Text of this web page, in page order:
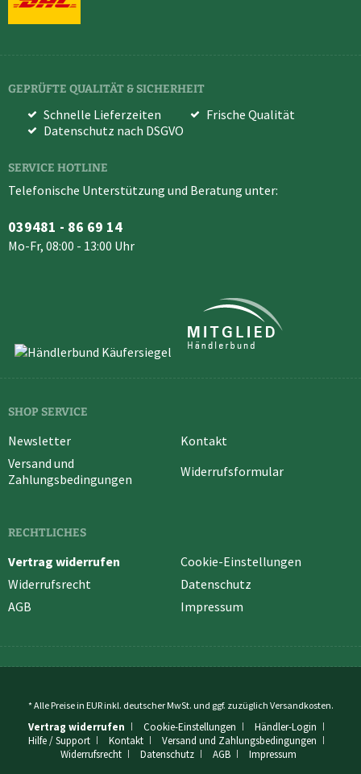
GEPRÜFTE QUALITÄT & SICHERHEIT
Schnelle Lieferzeiten
Frische Qualität
Datenschutz nach DSGVO
SERVICE HOTLINE
Telefonische Unterstützung und Beratung unter:
039481 - 86 69 14
Mo-Fr, 08:00 - 13:00 Uhr
SHOP SERVICE
Newsletter
Kontakt
Versand und
Zahlungsbedingungen
Widerrufsformular
RECHTLICHES
Vertrag widerrufen
Cookie-Einstellungen
Widerrufsrecht
Datenschutz
AGB
Impressum
* Alle Preise in EUR inkl. deutscher MwSt. und ggf. zuzüglich Versandkosten.
Vertrag widerrufen Cookie-Einstellungen
Händler-Login
Hilfe / Support
Kontakt
Versand und Zahlungsbedingungen
Widerrufsrecht
Datenschutz AGB Impressum